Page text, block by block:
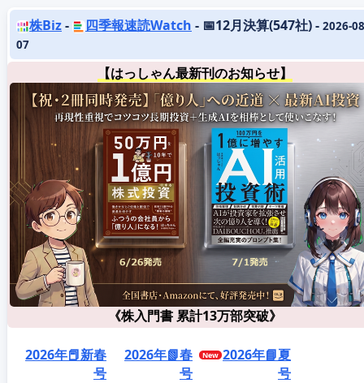
株Biz- 四季報速読Watch - 📅12月決算(547社) - 2026-
07
【はっしゃん最新刊のお知らせ】
《株入門書 累計13万部突破》
2026年📕新春
号
2026年📗春
号
2026年📘夏
号